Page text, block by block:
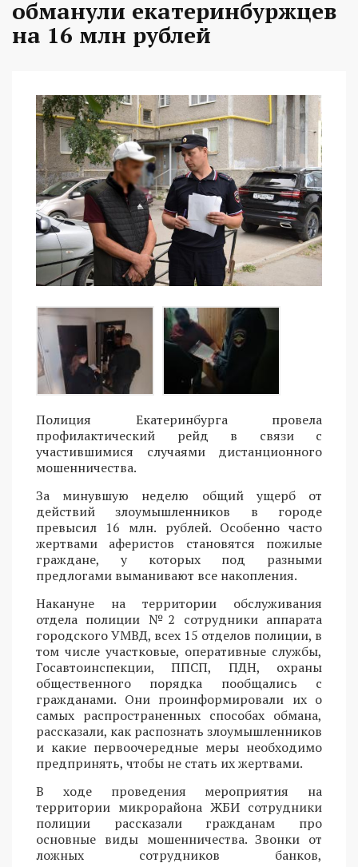
обманули екатеринбуржцев
на 16 млн рублей
Полиция Екатеринбурга провела
профилактический рейд в связи с
участившимися случаями дистанционного
мошенничества.
За минувшую неделю общий ущерб от
действий злоумышленников в городе
превысил 16 млн. рублей. Особенно часто
жертвами аферистов становятся пожилые
граждане, у которых под разными
предлогами выманивают все накопления.
Накануне на территории обслуживания
отдела полиции №2 сотрудники аппарата
городского УМВД, всех 15 отделов полиции, в
том числе участковые, оперативные службы,
Госавтоинспекции, ППСП, ПДН, охраны
общественного порядка пообщались с
гражданами. Они проинформировали их о
самых распространенных способах обмана,
рассказали, как распознать злоумышленников
и какие первоочередные меры необходимо
предпринять, чтобы не стать их жертвами.
В ходе проведения мероприятия на
территории микрорайона ЖБИ сотрудники
полиции рассказали гражданам про
основные виды мошенничества. Звонки от
ложных сотрудников банков,